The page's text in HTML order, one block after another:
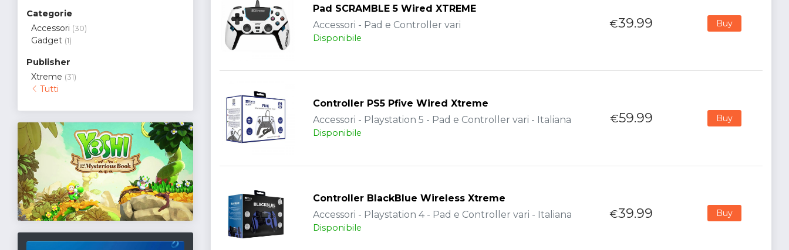
Categorie
Accessori (30)
Gadget (1)
Publisher
Xtreme (31)
Tutti
Pad SCRAMBLE 5 Wired XTREME
Accessori - Pad e Controller vari
Disponibile
€39.99 Buy
Controller PS5 Pfive Wired Xtreme
Accessori - Playstation 5 - Pad e Controller vari - Italiana
Disponibile
€59.99 Buy
Controller BlackBlue Wireless Xtreme
Accessori - Playstation 4 - Pad e Controller vari - Italiana
Disponibile
€39.99 Buy